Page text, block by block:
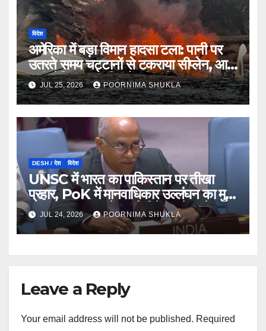
विदेश
अमेरिका में बड़ा विमान हादसा टला: पानी पर
उतरते समय चट्टानों से टकराया सीप्लेन, आग
लगी लेकिन 11 यात्रियों की बची जान…
JUL 25, 2026 POORNIMA SHUKLA
DESH / देश विदेश
UNSC में भारत का पाकिस्तान पर तीखा
प्रहार, PoK में मानवाधिकार उल्लंघन का मुद्दा
उठाया; कहा- ‘पहले अपने गिरेबान में झांके
इस्लामाबाद’…
JUL 24, 2026 POORNIMA SHUKLA
Leave a Reply
Your email address will not be published. Required